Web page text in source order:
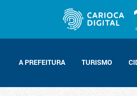
A PREFEITURA TURISMO